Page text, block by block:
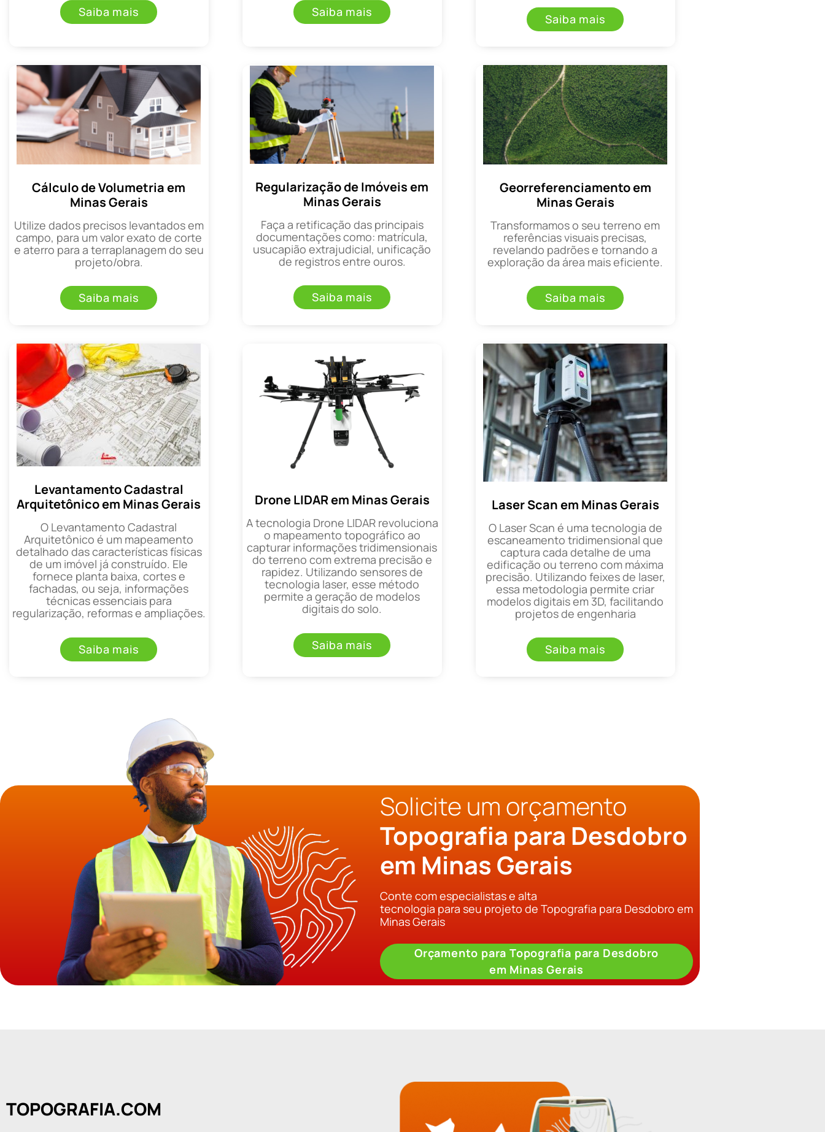
Saiba mais Saiba mais Saiba mais
Cálculo de Volumetria em
Minas Gerais
Utilize dados precisos levantados em
campo, para um valor exato de corte
e aterro para a terraplanagem do seu
projeto/obra.
Saiba mais
Regularização de Imóveis em
Minas Gerais
Faça a retificação das principais
documentações como: matrícula,
usucapião extrajudicial, unificação
de registros entre ouros.
Saiba mais
Georreferenciamento em
Minas Gerais
Transformamos o seu terreno em
referências visuais precisas,
revelando padrões e tornando a
exploração da área mais eficiente.
Saiba mais
Levantamento Cadastral
Arquitetônico em Minas Gerais
O Levantamento Cadastral
Arquitetônico é um mapeamento
detalhado das características físicas
de um imóvel já construído. Ele
fornece planta baixa, cortes e
fachadas, ou seja, informações
técnicas essenciais para
regularização, reformas e ampliações.
Saiba mais
Drone LIDAR em Minas Gerais
A tecnologia Drone LIDAR revoluciona
o mapeamento topográfico ao
capturar informações tridimensionais
do terreno com extrema precisão e
rapidez. Utilizando sensores de
tecnologia laser, esse método
permite a geração de modelos
digitais do solo.
Saiba mais
Laser Scan em Minas Gerais
O Laser Scan é uma tecnologia de
escaneamento tridimensional que
captura cada detalhe de uma
edificação ou terreno com máxima
precisão. Utilizando feixes de laser,
essa metodologia permite criar
modelos digitais em 3D, facilitando
projetos de engenharia
Saiba mais
Solicite um orçamento
Topografia para Desdobro
em Minas Gerais
Conte com especialistas e alta
tecnologia para seu projeto de Topografia para Desdobro em
Minas Gerais
Orçamento para Topografia para Desdobro
em Minas Gerais
TOPOGRAFIA.COM